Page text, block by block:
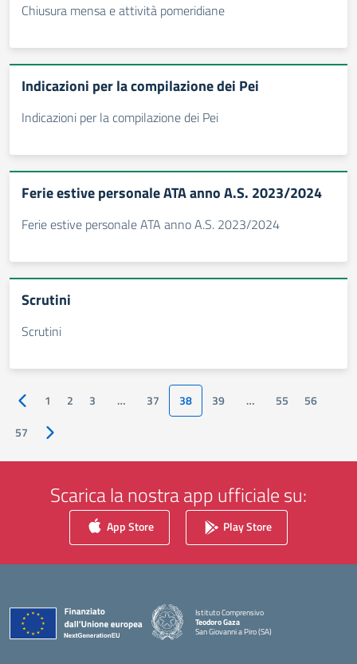
Chiusura mensa e attività pomeridiane
Indicazioni per la compilazione dei Pei
Indicazioni per la compilazione dei Pei
Ferie estive personale ATA anno A.S. 2023/2024
Ferie estive personale ATA anno A.S. 2023/2024
Scrutini
Scrutini
Pagina precedente
1 2 3 … 37 38 39 … 55
56
57
Pagina successiva
Scarica la nostra app ufficiale su:
App Store Play Store
Istituto Comprensivo
Teodoro Gaza
San Giovanni a Piro (SA)